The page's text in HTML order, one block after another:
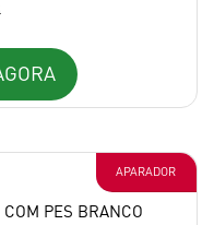
APARADOR
PES BRANCO